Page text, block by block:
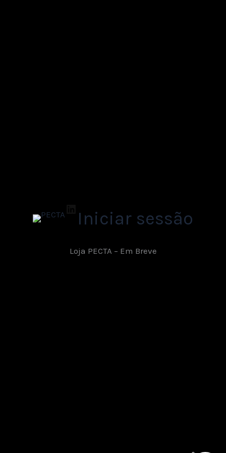
LinkedIn
Iniciar sessão
Loja PECTA – Em Breve